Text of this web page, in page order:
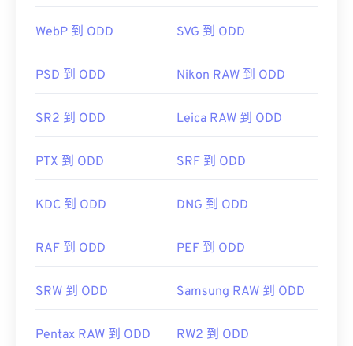
跨平台的免費軟體。可以在 Windows 上開啟 WMF
Photopaint和 Ultimate Painta 和
開發人員：微軟
WebP 到 ODD SVG 到 ODD
PSD 到 ODD Nikon RAW 到 ODD
SR2 到 ODD Leica RAW 到 ODD
PTX 到 ODD SRF 到 ODD
KDC 到 ODD DNG 到 ODD
RAF 到 ODD PEF 到 ODD
SRW 到 ODD Samsung RAW 到 ODD
Pentax RAW 到 ODD RW2 到 ODD